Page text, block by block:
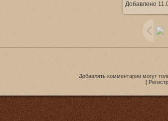
Добавлено
Добавлять комментарии могут
[